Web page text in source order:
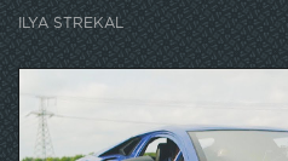
ILYA STREKAL